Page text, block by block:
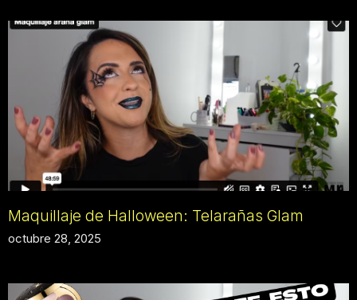
Maquillaje de Halloween: Telarañas Glam
octubre 28, 2025